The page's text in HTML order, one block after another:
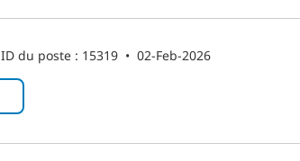
ID du poste : 15319 • 02-Feb-2026